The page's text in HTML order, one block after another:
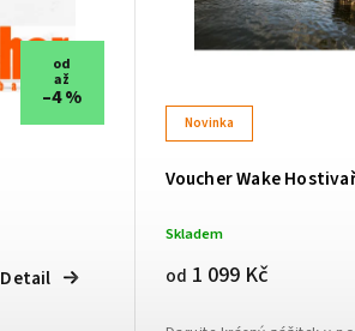
od
až
–4 %
Detail
Novinka
Voucher Wake
Skladem
od 1 099 Kč